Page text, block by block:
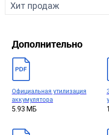
Хит продаж
Дополнительно
Официальная утилизация
аккумулятора
5.93 МБ